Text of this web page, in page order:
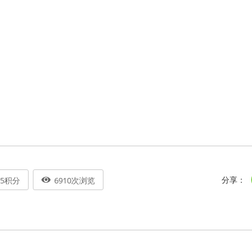
5积分 6910次浏览